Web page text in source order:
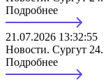
Подробнее
21.07.2026 13:32:55
Новости. Сургут
Подробнее